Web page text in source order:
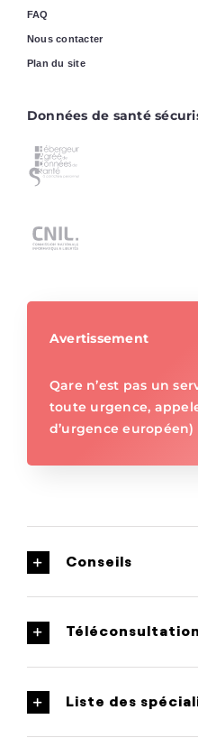
FAQ
Nous contacter
Plan du site
Données de santé
Avertissement
Qare n’est pas un
toute urgence,
d’urgence européen)
Conseils
Téléconsultation
Liste des